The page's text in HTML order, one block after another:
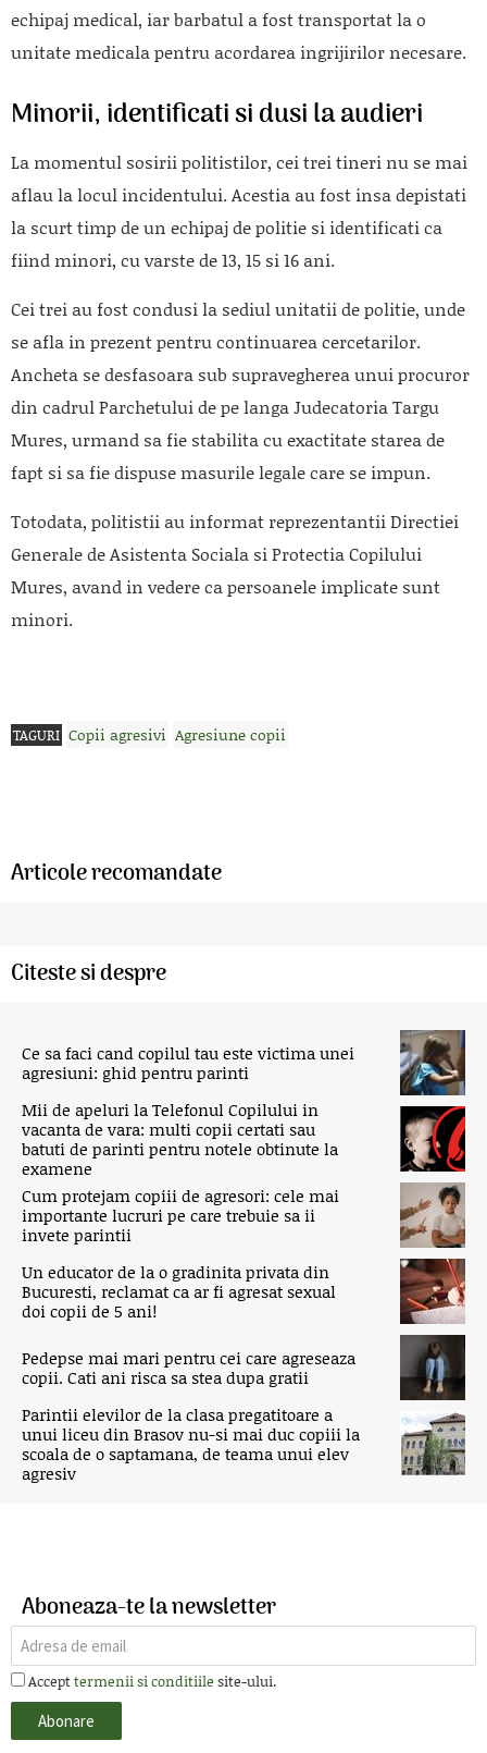
echipaj medical, iar barbatul a fost transportat la o
unitate medicala pentru acordarea ingrijirilor necesare.
Minorii, identificati si dusi la audieri
La momentul sosirii politistilor, cei trei tineri nu se mai
aflau la locul incidentului. Acestia au fost insa depistati
la scurt timp de un echipaj de politie si identificati ca
fiind minori, cu varste de 13, 15 si 16 ani.
Cei trei au fost condusi la sediul unitatii de politie, unde
se afla in prezent pentru continuarea cercetarilor.
Ancheta se desfasoara sub supravegherea unui procuror
din cadrul Parchetului de pe langa Judecatoria Targu
Mures, urmand sa fie stabilita cu exactitate starea de
fapt si sa fie dispuse masurile legale care se impun.
Totodata, politistii au informat reprezentantii Directiei
Generale de Asistenta Sociala si Protectia Copilului
Mures, avand in vedere ca persoanele implicate sunt
minori.
TAGURI Copii agresivi Agresiune copii
Articole recomandate
Citeste si despre
Ce sa faci cand copilul tau este victima unei
agresiuni: ghid pentru parinti
Mii de apeluri la Telefonul Copilului in
vacanta de vara: multi copii certati sau
batuti de parinti pentru notele obtinute la
examene
Cum protejam copiii de agresori: cele mai
importante lucruri pe care trebuie sa ii
invete parintii
Un educator de la o gradinita privata din
Bucuresti, reclamat ca ar fi agresat sexual
doi copii de 5 ani!
Pedepse mai mari pentru cei care agreseaza
copii. Cati ani risca sa stea dupa gratii
Parintii elevilor de la clasa pregatitoare a
unui liceu din Brasov nu-si mai duc copiii la
scoala de o saptamana, de teama unui elev
agresiv
Aboneaza-te la newsletter
Accepttermenii si conditiile site-ului.